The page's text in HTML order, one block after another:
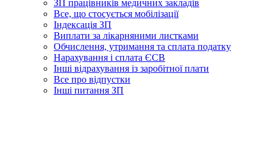
ЗП працівників медичних закладів
Все, що стосується мобілізації
Індексація ЗП
Виплати за лікарняними листками
Обчислення, утримання та сплата податку
Нарахування і сплата ЄСВ
Інші відрахування із заробітної плати
Все про відпустки
Інші питання ЗП